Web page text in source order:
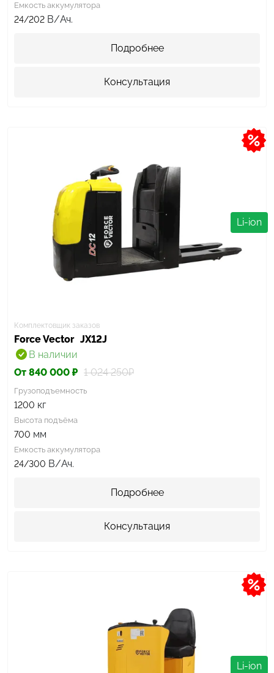
Емкость аккумулятора
24/202 В/Ач.
Подробнее
Консультация
Li-ion
Комплектовщик заказов
Force Vector JX12J
В наличии
От 840 000 ₽ 1 024 250₽
Грузоподъемность
1200 кг
Высота подъёма
700 мм
Емкость аккумулятора
24/300 В/Ач.
Подробнее
Консультация
Li-ion